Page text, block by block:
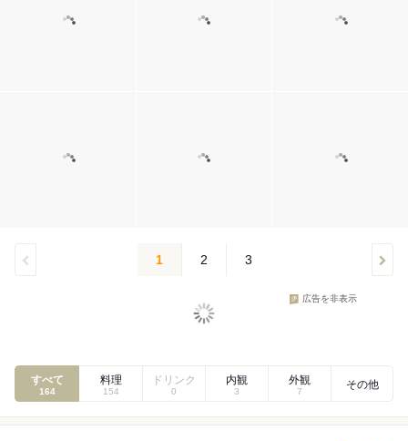
1 2 3
広告を非表示
すべて
164
料理
154
ドリンク
0
内観
3
外観
7
その他